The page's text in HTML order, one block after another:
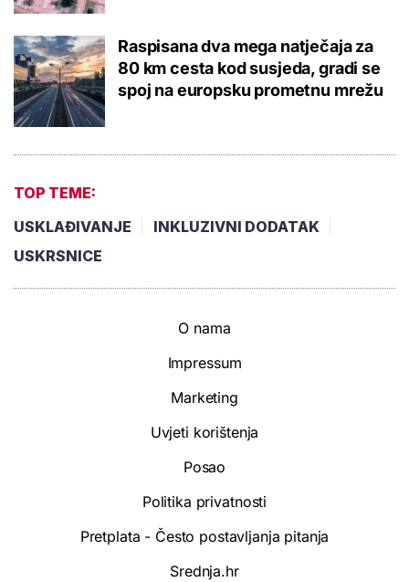
Raspisana dva mega natječaja za
80 km cesta kod susjeda, gradi se
spoj na europsku prometnu mrežu
TOP TEME:
USKLAĐIVANJE
INKLUZIVNI DODATAK
USKRSNICE
O nama
Impressum
Marketing
Uvjeti korištenja
Posao
Politika privatnosti
Pretplata - Često postavljanja pitanja
Srednja.hr